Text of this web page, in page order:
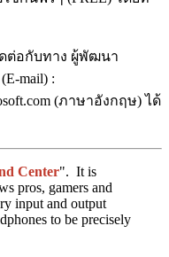
ต่อกับทาง ผู้พัฒนา
mail) :
(ภาษาอังกฤษ) ได้
Center". It is
pros, gamers and
input and output
to be precisely